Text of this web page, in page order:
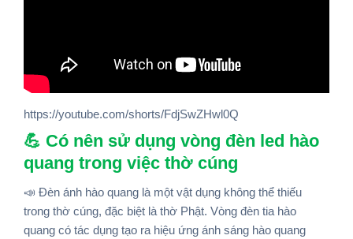
https://youtube.com/shorts/FdjSwZHwl0Q
💪 Có nên sử dụng vòng đèn led hào
quang trong việc thờ cúng
📣 Đèn ánh hào quang là một vật dụng không thể thiếu
trong thờ cúng, đặc biệt là thờ Phật. Vòng đèn tia hào
quang có tác dụng tạo ra hiệu ứng ánh sáng hào quang